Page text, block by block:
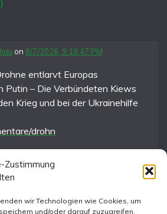
Zustimmung
wir Technologien wie Cookies, um
und/oder darauf zuzugreifen.
on 8/7/2026, 9:19:47 PM
entlarvt Europas
Putin – Die Verbündeten Kiews
Krieg und bei der Ukrainehilfe
drohn